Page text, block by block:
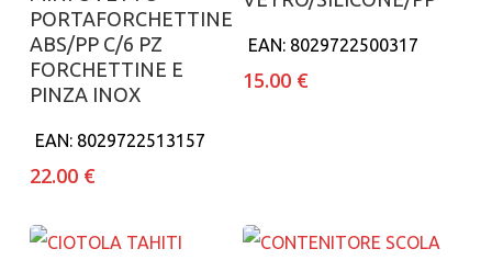
PORTAFORCHETTINE
ABS/PP C/6 PZ
FORCHETTINE E
PINZA INOX
EAN: 8029722513157
22.00 €
EAN: 8029722500317
15.00 €